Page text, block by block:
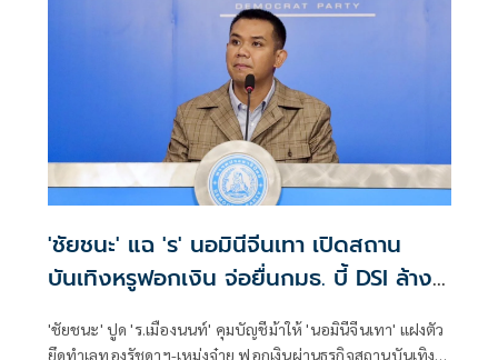
สหกรณ์เครดิตยูเนี่ยนคลองจั่น
'ชัยชนะ' แฉ 'ร' นอมินีจีนเทา เปิดสถาน
บันเทิงหรูฟอกเงิน จ่อยื่นกมธ. บี้ DSI ล้าง
'ชัยชนะ' ปูด 'ร.เมืองนนท์' คุมบัญชีม้าให้ 'นอมินีจีนเทา' แฝงตัว
ยึดทำเลทองรัชดาฯ-เหม่งจ๋าย ฟอกเงินผ่านธุรกิจสถานบันเทิง